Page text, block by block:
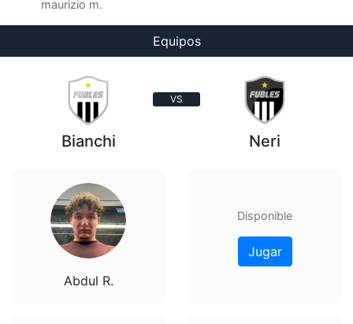
maurizio m.
Equipos
VS
Bianchi
Abdul R.
Neri
Disponible
Jugar